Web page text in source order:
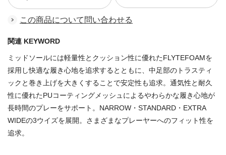
この商品について問い合わせる
関連 KEYWORD
ミッドソールには軽量性とクッション性に優れたFLYTEFOAMを
採用し快適な履き心地を追求するとともに、中足部のトラスティ
ックと巻き上げを大きくすることで安定性も追求。通気性と耐久
性に優れたPUコーティングメッシュによるやわらかな履き心地が
長時間のプレーをサポート。NARROW・STANDARD・EXTRA
WIDEの3ウイズを展開。さまざまなプレーヤーへのフィット性を
追求。